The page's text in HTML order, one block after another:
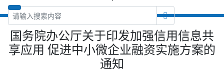
国务院办公厅关于印发加强信用信息共
享应用 促进中小微企业融资实施方案的
通知